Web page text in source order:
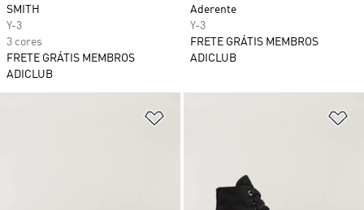
SMITH
Y-3
3 cores
FRETE GRÁTIS MEMBROS
ADICLUB
Aderente
Y-3
FRETE GRÁTIS MEMBROS
ADICLUB